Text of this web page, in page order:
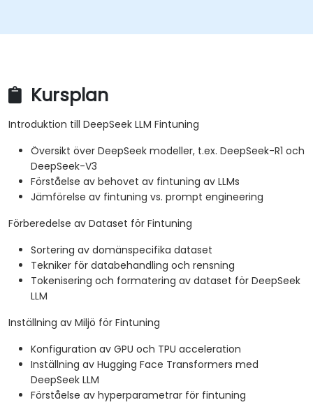
Kursplan
Introduktion till DeepSeek LLM Fintuning
Översikt över DeepSeek modeller, t.ex. DeepSeek-R1 och
DeepSeek-V3
Förståelse av behovet av fintuning av LLMs
Jämförelse av fintuning vs. prompt engineering
Förberedelse av Dataset för Fintuning
Sortering av domänspecifika dataset
Tekniker för databehandling och rensning
Tokenisering och formatering av dataset för DeepSeek
LLM
Inställning av Miljö för Fintuning
Konfiguration av GPU och TPU acceleration
Inställning av Hugging Face Transformers med
DeepSeek LLM
Förståelse av hyperparametrar för fintuning